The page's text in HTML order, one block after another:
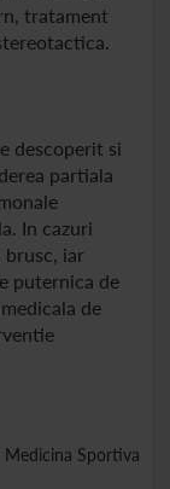
tratament
descoperit si
partiala
In cazuri
brusc, iar
puternica de
de
Sportiva